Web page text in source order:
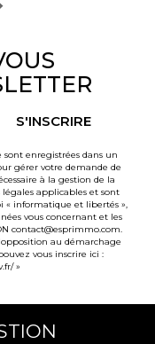
S'INSCRIRE
enregistrées dans un
gérer votre demande de
à la gestion de la
applicables et sont
« informatique et libertés »,
vous concernant et les
contact@esprimmo.com.
au démarchage
vous inscrire ici :
»